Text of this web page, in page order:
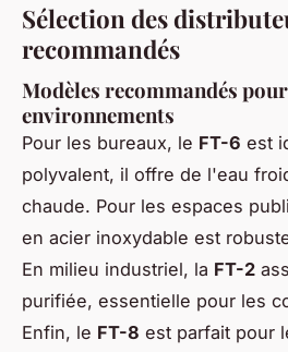
Sélection des
recommandés
Modèles recommandés
environnements
Pour les bureaux, le FT-6 est
polyvalent, il offre de l'eau
chaude. Pour les espaces
en acier inoxydable est
En milieu industriel, la FT-2
purifiée, essentielle pour les
Enfin, le FT-8 est parfait pour